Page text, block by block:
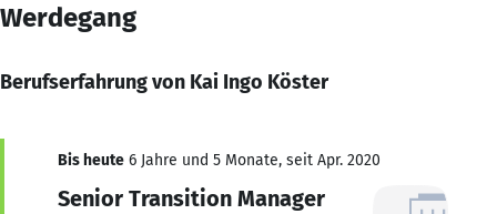
Werdegang
Berufserfahrung von Kai Ingo Köster
Bis heute 6 Jahre und 5 Monate, seit Apr. 2020
Senior Transition Manager